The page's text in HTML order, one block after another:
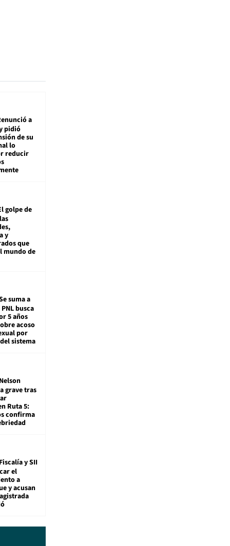
a
pidió
de su
lo
reducir
golpe de
y
que
mundo de
suma a
busca
5 años
acoso
por
sistema
Nelson
grave tras
Ruta 5:
confirma
Fiscalía y SII
el
a
y acusan